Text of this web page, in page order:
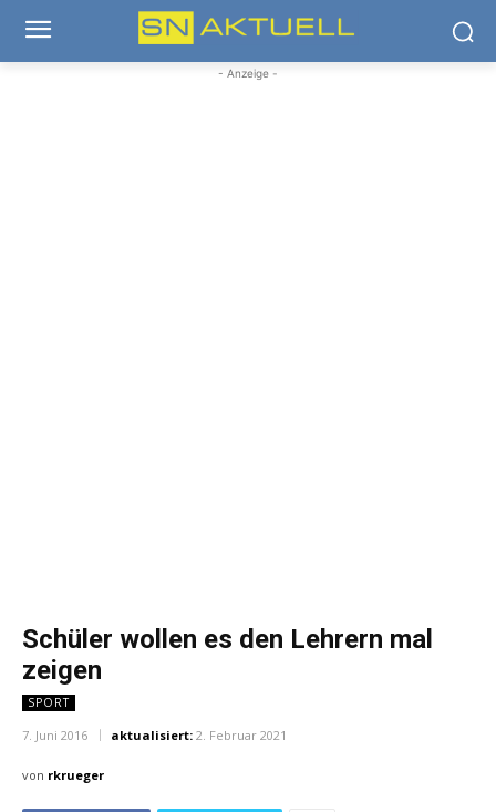
- Anzeige -
Schüler wollen es den Lehrern mal
zeigen
SPORT
7. Juni 2016 aktualisiert: 2. Februar 2021
von rkrueger